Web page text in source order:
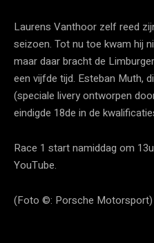
Laurens Vanthoor zelf reed
seizoen. Tot nu toe kwam hij
maar daar bracht de
een vijfde tijd. Esteban Muth,
(speciale livery ontworpen
eindigde 18de in de
Race 1 start namiddag om
YouTube.
(Foto ©: Porsche Motorsport)